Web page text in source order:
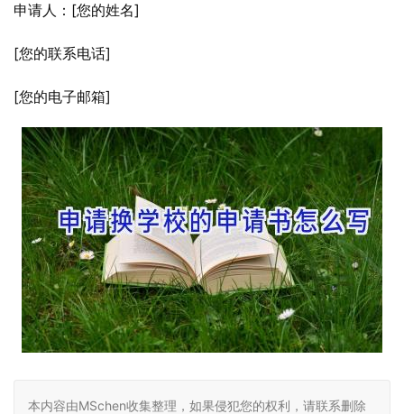
申请人：[您的姓名]
[您的联系电话]
[您的电子邮箱]
本内容由MSchen收集整理，如果侵犯您的权利，请联系删除